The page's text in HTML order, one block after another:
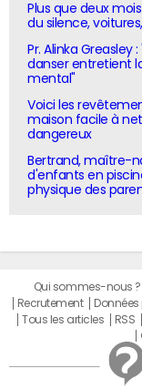
Plus que deux
du silence,
Pr. Alinka Greasley
danser entretient
mental"
Voici les
maison facile à
dangereux
Bertrand, maître-
d'enfants en
physique des
Qui sommes-nous ?
Recrutement
Tous les articles
RSS